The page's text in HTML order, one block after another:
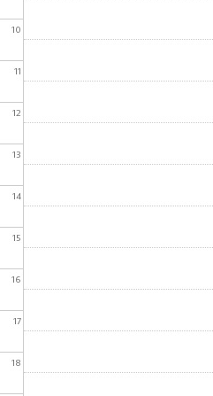
10
11
12
13
14
15
16
17
18